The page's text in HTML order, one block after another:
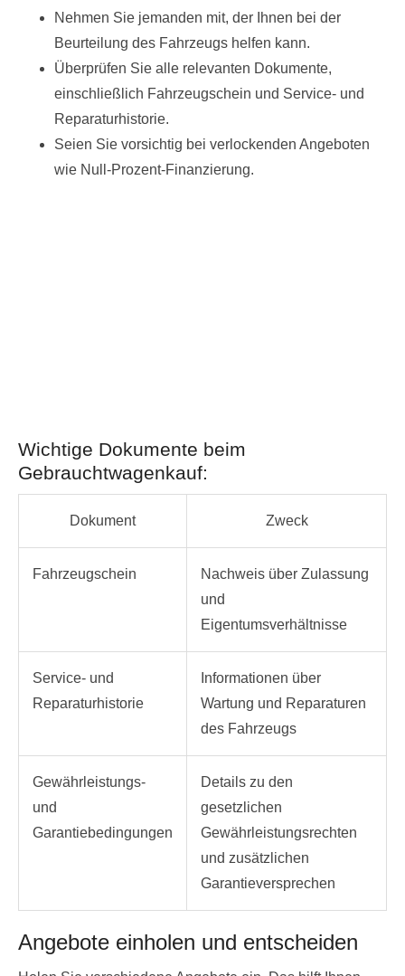
Nehmen Sie jemanden mit, der Ihnen bei der
Beurteilung des Fahrzeugs helfen kann.
Überprüfen Sie alle relevanten Dokumente,
einschließlich Fahrzeugschein und Service- und
Reparaturhistorie.
Seien Sie vorsichtig bei verlockenden Angeboten
wie Null-Prozent-Finanzierung.
Wichtige Dokumente beim
Gebrauchtwagenkauf:
Dokument Zweck
Fahrzeugschein
Nachweis über Zulassung
und
Eigentumsverhältnisse
Service- und
Reparaturhistorie
Informationen über
Wartung und Reparaturen
des Fahrzeugs
Gewährleistungs-
und
Garantiebedingungen
Details zu den
gesetzlichen
Gewährleistungsrechten
und zusätzlichen
Garantieversprechen
Angebote einholen und entscheiden